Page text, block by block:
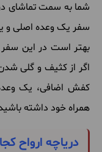
شما به سمت تماشای
سفر یک وعده اصلی و
بهتر است در این
اگر از کثیف و گلی
کفش اضافی، یک
همراه خود داشته
دریاچه ارواح